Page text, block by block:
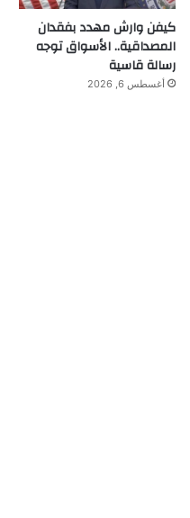
كيفن وارش مهدد بفقدان
المصداقية.. الأسواق توجه
رسالة قاسية
أغسطس 6, 2026